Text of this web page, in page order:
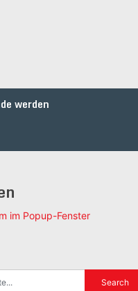
werden
im Popup-Fenster